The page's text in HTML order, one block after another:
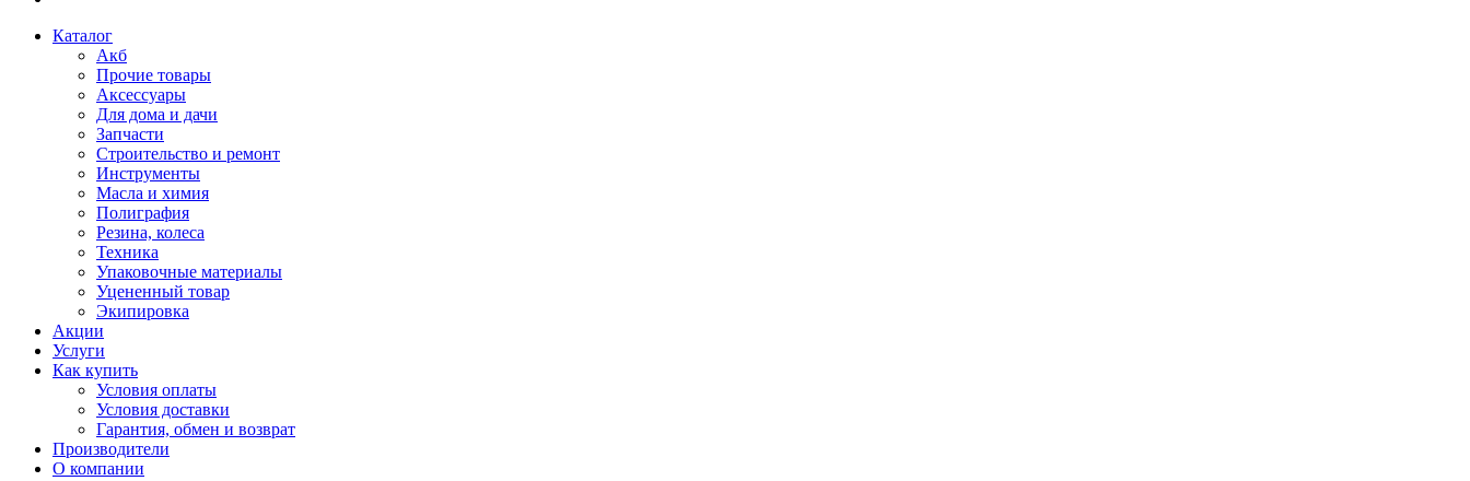
Каталог
Акб
Прочие товары
Аксессуары
Для дома и дачи
Запчасти
Строительство и ремонт
Инструменты
Масла и химия
Полиграфия
Резина, колеса
Техника
Упаковочные материалы
Уцененный товар
Экипировка
Акции
Услуги
Как купить
Условия оплаты
Условия доставки
Гарантия, обмен и возврат
Производители
О компании